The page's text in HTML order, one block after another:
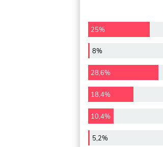
25%
8%
28,6%
18,4%
10,4%
5,2%